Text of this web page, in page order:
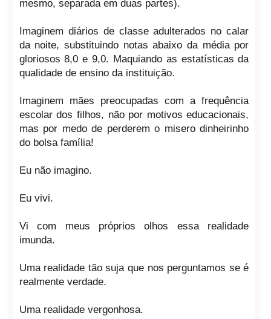
mesmo, separada em duas partes).
Imaginem diários de classe adulterados no calar
da noite, substituindo notas abaixo da média por
gloriosos 8,0 e 9,0. Maquiando as estatísticas da
qualidade de ensino da instituição.
Imaginem mães preocupadas com a frequência
escolar dos filhos, não por motivos educacionais,
mas por medo de perderem o misero dinheirinho
do bolsa família!
Eu não imagino.
Eu vivi.
Vi com meus próprios olhos essa realidade
imunda.
Uma realidade tão suja que nos perguntamos se é
realmente verdade.
Uma realidade vergonhosa.